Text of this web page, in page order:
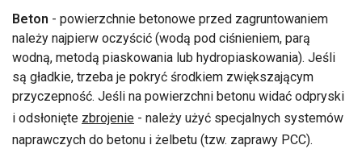
Beton - powierzchnie betonowe przed zagruntowaniem
należy najpierw oczyścić (wodą pod ciśnieniem, parą
wodną, metodą piaskowania lub hydropiaskowania). Jeśli
są gładkie, trzeba je pokryć środkiem zwiększającym
przyczepność. Jeśli na powierzchni betonu widać odpryski
i odsłonięte zbrojenie - należy użyć specjalnych systemów
naprawczych do betonu i żelbetu (tzw. zaprawy PCC).